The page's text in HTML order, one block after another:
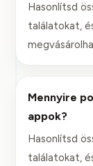
Hasonlítsd
találatokat,
Mennyire
appok?
Hasonlítsd
találatokat,